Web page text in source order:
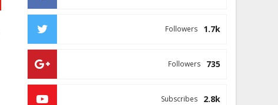
1.7k
Followers
735
Followers
2.8k
Subscribes